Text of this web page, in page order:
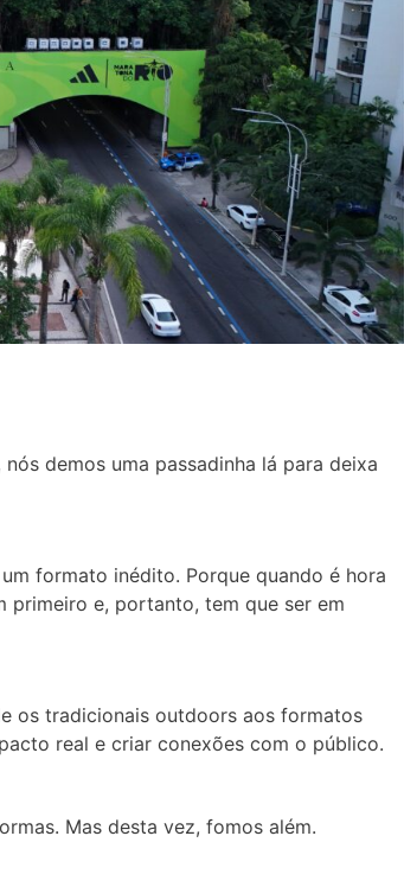
demos uma passadinha lá para deixa
formato inédito. Porque quando é hora
primeiro e, portanto, tem que ser em
os tradicionais outdoors aos formatos
real e criar conexões com o público.
Mas desta vez, fomos além.